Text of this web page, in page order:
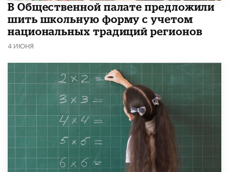
В Общественной палате предложили
шить школьную форму с учетом
национальных традиций регионов
4 ИЮНЯ